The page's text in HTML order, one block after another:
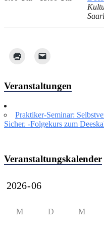
Veranstaltungen
Praktiker-Seminar:
Sicher. -Folgekurs zum
Veranstaltungskalender
M D M